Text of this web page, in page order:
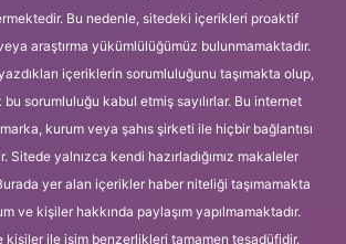
Bu nedenle, sitedeki içerikleri proaktif
araştırma yükümlülüğümüz bulunmamaktadır.
içeriklerin sorumluluğunu taşımakta olup,
sorumluluğu kabul etmiş sayılırlar. Bu internet
kurum veya şahıs şirketi ile hiçbir bağlantısı
Sitede yalnızca kendi hazırladığımız makaleler
yer alan içerikler haber niteliği taşımamakta
ve kişiler hakkında paylaşım yapılmamaktadır.
kişiler ile isim benzerlikleri tamamen tesadüfidir.